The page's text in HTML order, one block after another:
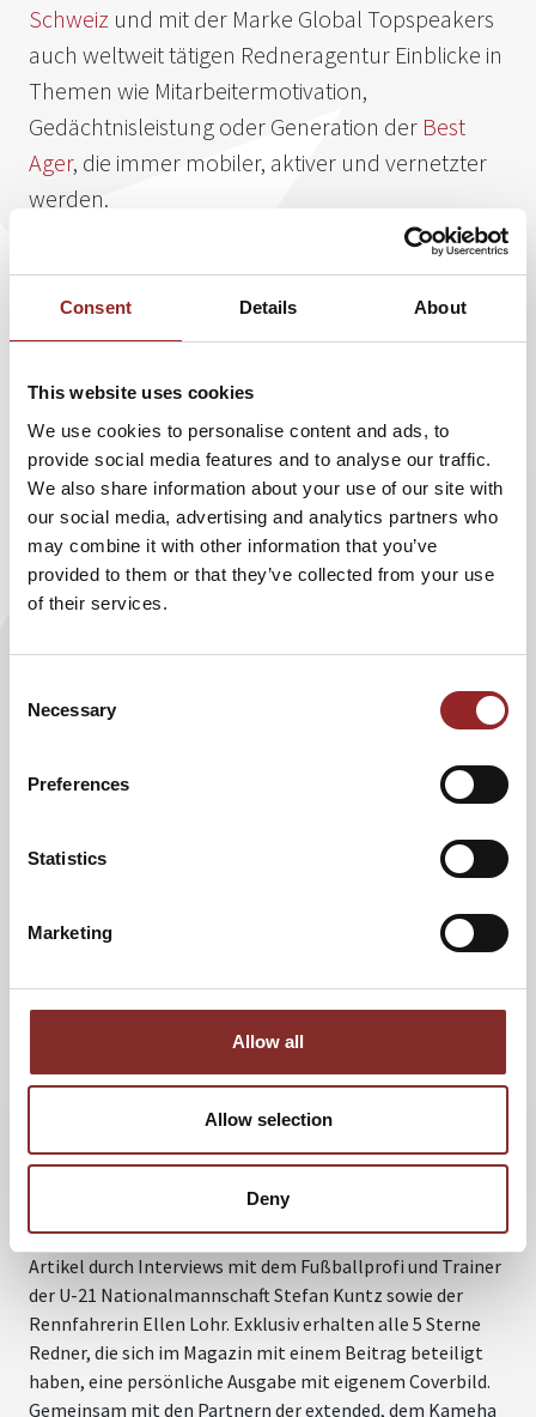
Consent Details About
This website uses cookies
We use cookies to personalise content and ads, to
provide social media features and to analyse our traffic.
We also share information about your use of our site with
our social media, advertising and analytics partners who
may combine it with other information that you’ve
provided to them or that they’ve collected from your use
of their services.
Selection
Necessary
Preferences
Statistics
Marketing
Allow all
Allow selection
Deny
Schweiz und mit der Marke Global Topspeakers
auch weltweit tätigen Redneragentur Einblicke in
Themen wie Mitarbeitermotivation,
Gedächtnisleistung oder Generation der Best
Ager, die immer mobiler, aktiver und vernetzter
werden.
Nach der hervorragenden Resonanz auf die erste Ausgabe
der extended waren die Redner in diesem Jahr wieder mit
Begeisterung dabei. Elf bekannte 5 Sterne Referenten
geben in ihren Artikeln Einblicke in ihr jeweiliges
Sie Ihre Gedächtnisleistung den immer höher werdenden
Ansprüchen im Job anpassen. Seine 5 Sterne Kollegin und
Managerin Ilka Piechowiak beschäftigt sich mit dem
Thema Mitarbeitermotivation und wie man seine
Mitarbeiter ans Unternehmen binden kann.
Verhandlungsexperte Friedhelm Wachs plädiert für eine
ausführliche und umfassende Vorbereitung vor wichtigen
Verhandlungen. Service Excellence Experte Carsten K.
Neidhart ist es als Profisegler bewusst, wie wichtig ein
spricht sich für ein nachhaltiges Change Management aus,
wenn Management und Mitarbeiter an einem Strang
ziehen. Die heutige Generation der Best Ager ist freier,
als früher, weiß der Experte Alexander Wild.
„Was wir heute für unmöglich halten, kann schon bald
Alltag sein!“ 5 Sterne Redner Dr. Dominique Görlitz ist der
festen Überzeugung, dass große Erfolge immer
Teamsache sind. Ist Ihr Unternehmen für die Zukunft
schon „digital ready“? - Mit dieser Frage beschäftigt sich
das Zukunftsforscherteam von 2b AHEAD um Sven Gabor
Gondlach. Motivationsredner Felix Brunner steckt voller
Lebensfreude und ist der Ansicht, dass man Krisen als
zweite Chance verstehen soll.
Abgerundet werden die kurzweiligen und informativen
Artikel durch Interviews mit dem Fußballprofi und Trainer
der U-21 Nationalmannschaft Stefan Kuntz sowie der
Rennfahrerin Ellen Lohr. Exklusiv erhalten alle 5 Sterne
Redner, die sich im Magazin mit einem Beitrag beteiligt
haben, eine persönliche Ausgabe mit eigenem Coverbild.
Gemeinsam mit den Partnern der extended, dem Kameha